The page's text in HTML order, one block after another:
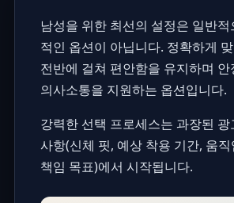
남성을 위한 최선의 설정은 일반
적인 옵션이 아닙니다. 정확하게
전반에 걸쳐 편안함을 유지하며
의사소통을 지원하는 옵션입니다.
강력한 선택 프로세스는 과장된
사항(신체 핏, 예상 착용 기간, 움
책임 목표)에서 시작됩니다.